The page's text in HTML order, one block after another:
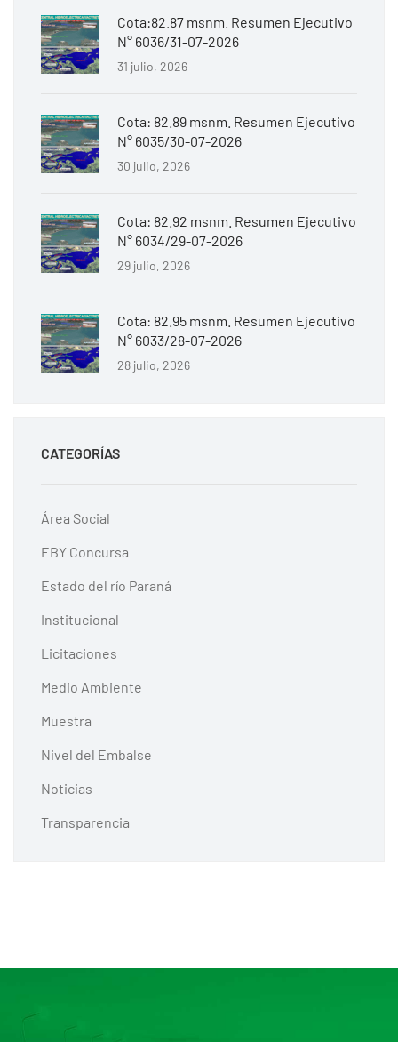
Cota:82.87 msnm. Resumen Ejecutivo
N° 6036/31-07-2026
31 julio, 2026
Cota: 82.89 msnm. Resumen Ejecutivo
N° 6035/30-07-2026
30 julio, 2026
Cota: 82.92 msnm. Resumen Ejecutivo
N° 6034/29-07-2026
29 julio, 2026
Cota: 82.95 msnm. Resumen Ejecutivo
N° 6033/28-07-2026
28 julio, 2026
CATEGORÍAS
Área Social
EBY Concursa
Estado del río Paraná
Institucional
Licitaciones
Medio Ambiente
Muestra
Nivel del Embalse
Noticias
Transparencia